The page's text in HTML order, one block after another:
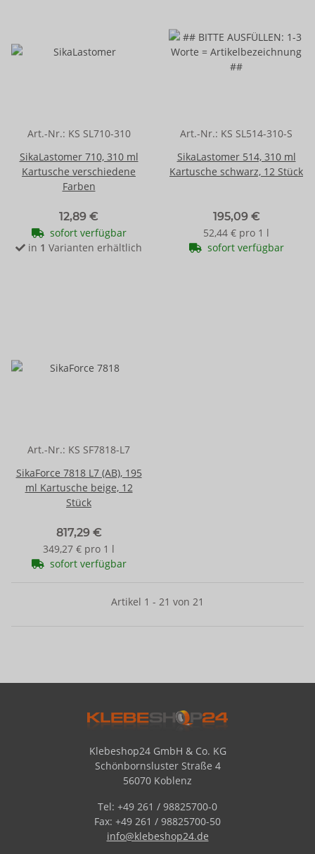
Art.-Nr.: KS SL710-310
SikaLastomer 710, 310 ml
Kartusche verschiedene
Farben
12,89 €
sofort verfügbar
in 1 Varianten erhältlich
Art.-Nr.: KS SL514-310-S
SikaLastomer 514, 310 ml
Kartusche schwarz, 12 Stück
195,09 €
52,44 € pro 1 l
sofort verfügbar
Art.-Nr.: KS SF7818-L7
SikaForce 7818 L7 (AB), 195
ml Kartusche beige, 12
Stück
817,29 €
349,27 € pro 1 l
sofort verfügbar
Artikel 1 - 21 von 21
Klebeshop24 GmbH & Co. KG
Schönbornsluster Straße 4
56070 Koblenz
Tel: +49 261 / 98825700-0
Fax: +49 261 / 98825700-50
info@klebeshop24.de